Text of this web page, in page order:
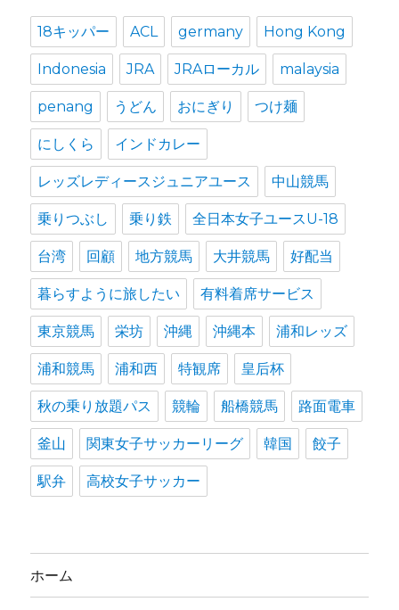
18キッパー ACL germany Hong Kong
Indonesia JRA JRAローカル malaysia
penang うどん おにぎり つけ麺
にしくら インドカレー
レッズレディースジュニアユース 中山競馬
乗りつぶし 乗り鉄 全日本女子ユースU-18
台湾 回顧 地方競馬 大井競馬 好配当
暮らすように旅したい 有料着席サービス
東京競馬 栄坊 沖縄 沖縄本 浦和レッズ
浦和競馬 浦和西 特観席 皇后杯
秋の乗り放題パス 競輪 船橋競馬 路面電車
釜山 関東女子サッカーリーグ 韓国 餃子
駅弁 高校女子サッカー
ホーム